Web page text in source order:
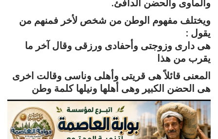
والمأوى والحضن الدافئ.
ويختلف مفهوم الوطن من شخص لأخر فمنهم من
يقول :
هى دارى وزوجتى وأحفادى ورزقى وقال آخر ما
يقرب من هذا
المعنى قائلاً هى قريتى وأهلى وناسى وقالت اخرى
هى الحضن الكبير وهى أهلها ونيلها كلمة وطن